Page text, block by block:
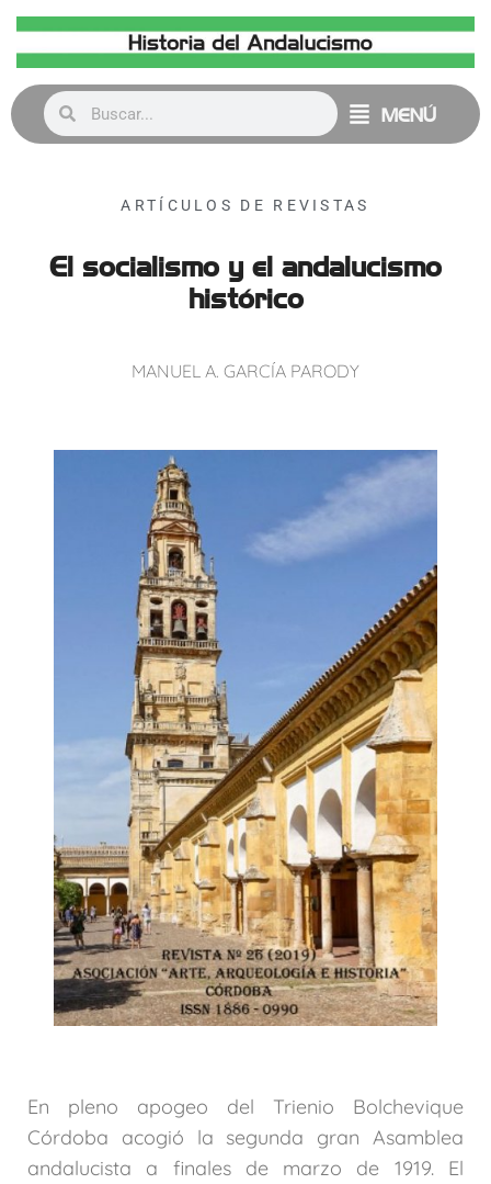
MENÚ
ARTÍCULOS DE REVISTAS
El socialismo y el andalucismo
histórico
MANUEL A. GARCÍA PARODY
En pleno apogeo del Trienio Bolchevique
Córdoba acogió la segunda gran Asamblea
andalucista a finales de marzo de 1919. El